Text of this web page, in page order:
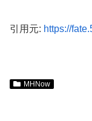
引用元: https://
MHNow